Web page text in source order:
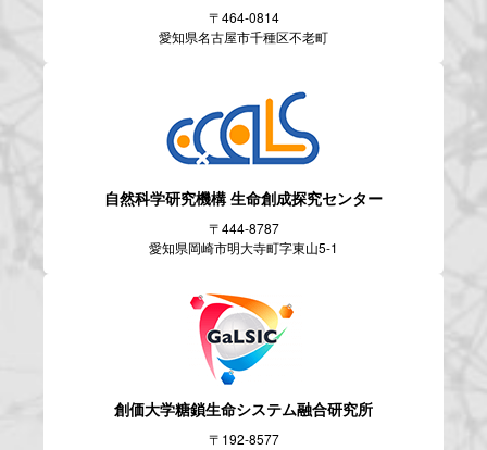
〒464-0814
愛知県名古屋市千種区不老町
自然科学研究機構生命創成探究センター
〒444-8787
愛知県岡崎市明大寺町字東山5-1
創価大学糖鎖生命システム融合研究所
〒192-8577